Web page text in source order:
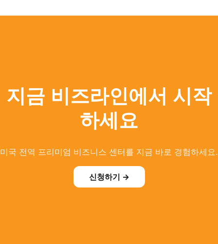
지금 비즈라인에서 시작
하세요
미국 전역 프리미엄 비즈니스 센터를 지금 바로 경험하세요.
신청하기 →